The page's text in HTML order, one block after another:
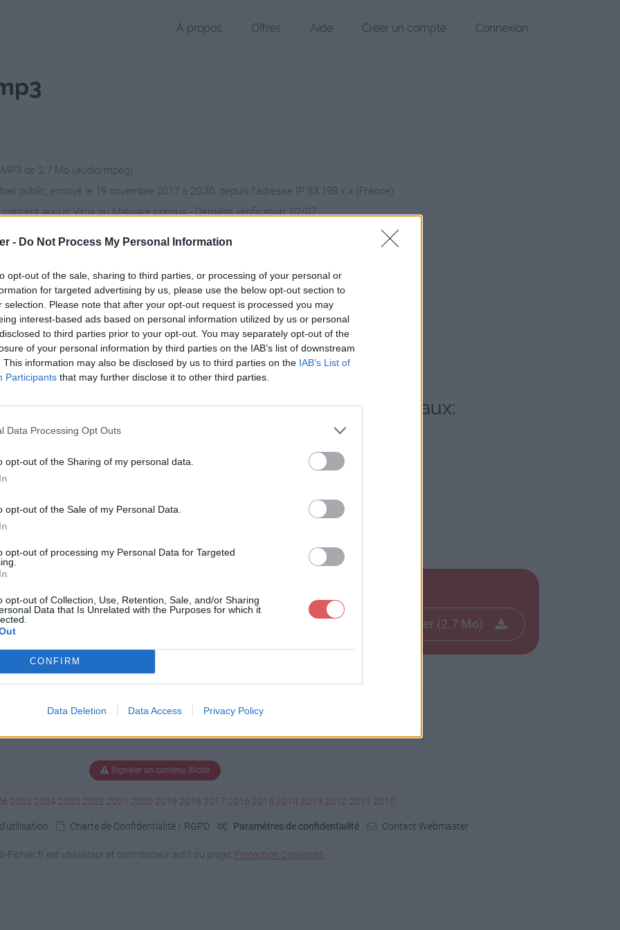
- Do Not Process My Personal Information
opt-out of the sale, sharing to third parties, or processing of your personal or
for targeted advertising by us, please use the below opt-out section to
selection. Please note that after your opt-out request is processed you may
interest-based ads based on personal information utilized by us or personal
to third parties prior to your opt-out. You may separately opt-out of the
of your personal information by third parties on the IAB’s list of downstream
This information may also be disclosed by us to third parties on the IAB’s List of
Participants that may further disclose it to other third parties.
Data Processing Opt Outs
opt-out of the Sharing of my personal data.
opt-out of the Sale of my Personal Data.
opt-out of processing my Personal Data for Targeted
opt-out of Collection, Use, Retention, Sale, and/or Sharing
Data that Is Unrelated with the Purposes for which it
CONFIRM
Data Deletion Data Access Privacy Policy
À propos Offres Aide Créer un compte Connexion
de 2.7 Mo (audio/mpeg)
public, envoyé le 19 novembre 2017 à 20:30, depuis l'adresse IP 83.198.x.x (France)
contient aucun Virus ou Malware connus - Dernière vérification: 02/07
(sans solo).mp3 sur le Web et les réseaux sociaux:
(sans solo).mp3
Télécharger le fichier (2.7 Mo)
Signaler un contenu illicite
2025 2024 2023 2022 2021 2020 2019 2018 2017 2016 2015 2014 2013 2012 2011 2010
Charte de Confidentialité / RGPD Paramètres de confidentialité Contact Webmaster
Fichier.fr est utilisateur et contributeur actif du projet Protection Copyright